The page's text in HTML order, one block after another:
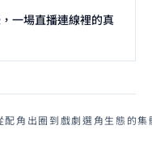
一場直播連線裡的真
配角出圈到戲劇選角生態的